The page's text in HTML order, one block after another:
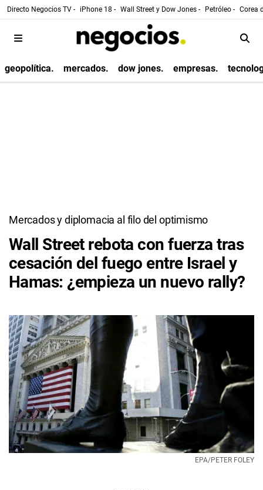
Directo Negocios TV - iPhone 18 - Wall Street y Dow Jones - Petróleo - Corea
geopolítica. mercados. dow jones. empresas.
Mercados y diplomacia al filo del optimismo
Wall Street rebota con fuerza tras
cesación del fuego entre Israel y
Hamas: ¿empieza un nuevo rally?
EPA/PETER FOLEY